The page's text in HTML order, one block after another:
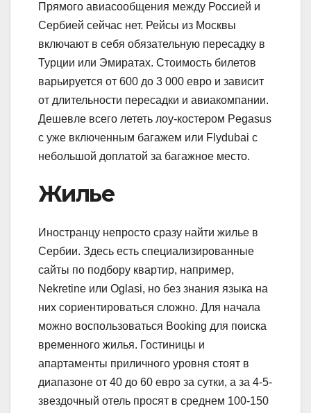
Прямого авиасообщения между Россией и
Сербией сейчас нет. Рейсы из Москвы
включают в себя обязательную пересадку в
Турции или Эмиратах. Стоимость билетов
варьируется от 600 до 3 000 евро и зависит
от длительности пересадки и авиакомпании.
Дешевле всего лететь лоу-костером Pegasus
с уже включенным багажем или Flydubai с
небольшой доплатой за багажное место.
Жилье
Иностранцу непросто сразу найти жилье в
Сербии. Здесь есть специализированные
сайты по подбору квартир, например,
Nekretine или Oglasi, но без знания языка на
них сориентироваться сложно. Для начала
можно воспользоваться Booking для поиска
временного жилья. Гостиницы и
апартаменты приличного уровня стоят в
диапазоне от 40 до 60 евро за сутки, а за 4-5-
звездочный отель просят в среднем 100-150